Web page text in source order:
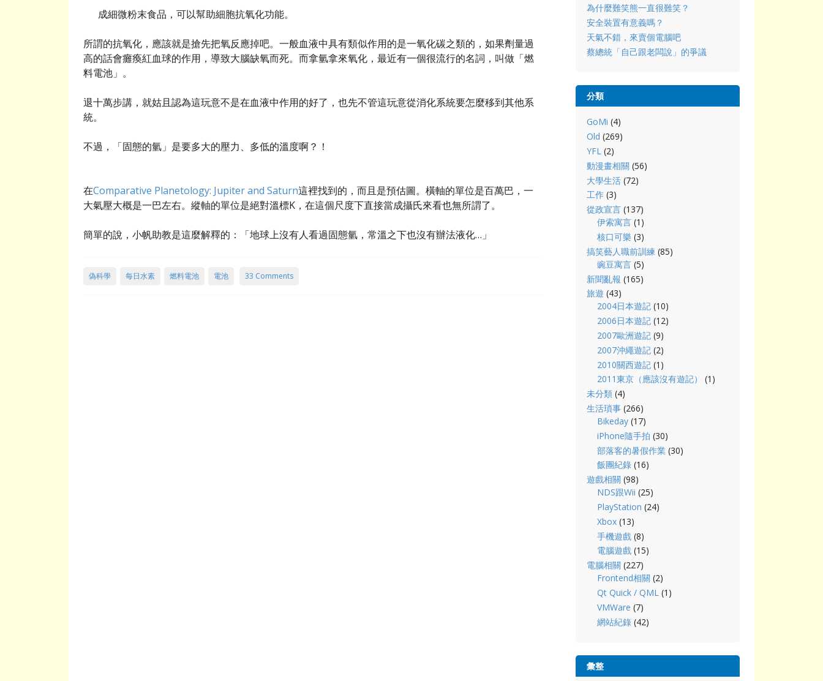
成細微粉末食品，可以幫助細胞抗氧化功能。
所謂的抗氧化，應該就是搶先把氧反應掉吧。一般血液中具有類似作用的是一氧化碳之類的，如果劑量過
高的話會癱瘓紅血球的作用，導致大腦缺氧而死。而拿氫拿來氧化，最近有一個很流行的名詞，叫做「燃
料電池」。
退十萬步講，就姑且認為這玩意不是在血液中作用的好了，也先不管這玩意從消化系統要怎麼移到其他系
統。
不過，「固態的氫」是要多大的壓力、多低的溫度啊？！
在Comparative Planetology: Jupiter and Saturn這裡找到的，而且是預估圖。橫軸的單位是百萬巴，一
大氣壓大概是一巴左右。縱軸的單位是絕對溫標K，在這個尺度下直接當成攝氏來看也無所謂了。
簡單的說，小帆助教是這麼解釋的：「地球上沒有人看過固態氫，常溫之下也沒有辦法液化…」
偽科學 每日水素 燃料電池 電池 33 Comments
為什麼難笑熊一直很難笑？
安全裝置有意義嗎？
天氣不錯，來賣個電腦吧
蔡總統「自己跟老闆說」的爭議
分類
GoMi (4)
Old (269)
YFL(2)
動漫畫相關 (56)
大學生活(72)
工作(3)
從政宣言(137)
伊索寓言 (1)
核口可樂 (3)
搞笑藝人職前訓練 (85)
豌豆寓言 (5)
新聞亂報 (165)
旅遊 (43)
2004日本遊記 (10)
2006日本遊記 (12)
2007歐洲遊記 (9)
2007沖繩遊記 (2)
2010關西遊記 (1)
2011東京（應該沒有遊記）
(1)
未分類(4)
生活瑣事(266)
Bikeday (17)
iPhone隨手拍 (30)
部落客的暑假作業 (30)
飯團紀錄 (16)
遊戲相關 (98)
NDS跟Wii (25)
PlayStation (24)
Xbox (13)
手機遊戲 (8)
電腦遊戲 (15)
電腦相關 (227)
Frontend相關 (2)
Qt Quick / QML (1)
VMWare (7)
網站紀錄 (42)
彙整